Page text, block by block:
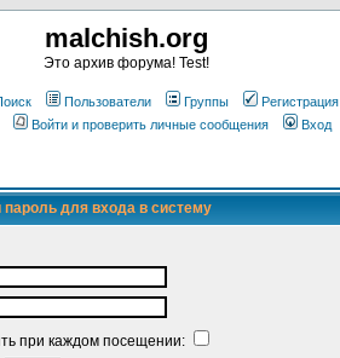
malchish.org
Это архив форума! Test!
Пользователи Группы
Регистрация
Войти и проверить личные сообщения Вход
для входа в систему
при каждом посещении: